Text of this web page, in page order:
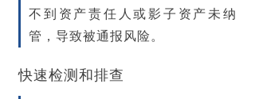
不到资产责任人或影子资产未纳
管，导致被通报风险。
快速检测和排查